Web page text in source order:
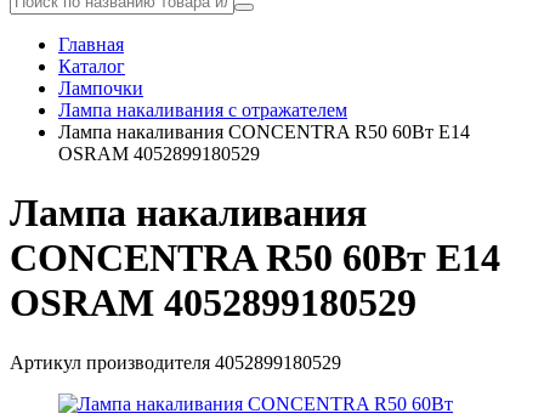
Главная
Каталог
Лампочки
Лампа накаливания с отражателем
Лампа накаливания CONCENTRA R50 60Вт E14
OSRAM 4052899180529
Лампа накаливания
CONCENTRA R50 60Вт E14
OSRAM 4052899180529
Артикул производителя 4052899180529